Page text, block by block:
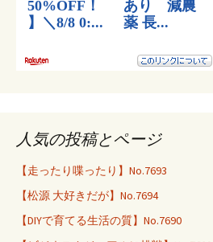
人気の投稿とページ
【走ったり喋ったり】No.7693
【松源 大好きだが】No.7694
【DIYで育てる生活の質】No.7690